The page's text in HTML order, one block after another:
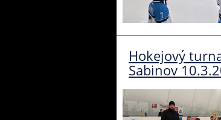
Hokejový
Sabinov